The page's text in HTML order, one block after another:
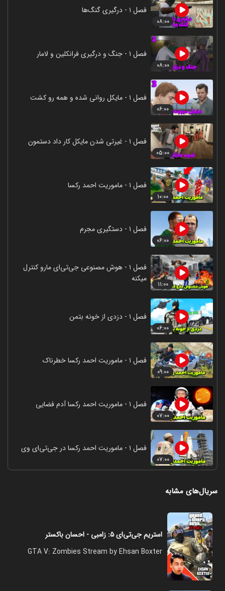
۰۸:۰۰
فصل ۱ - درگیری گنگ‌ها
۰۸:۰۰
فصل ۱ - جنگ و درگیری فرانکلین و لامار
۰۶:۰۰
فصل ۱ - مایکل روانی شده و همه رو کشت
۰۵:۰۰
فصل ۱ - غیرتی شدن مایکل کار داد دستمون
۱۰:۰۰
فصل ۱ - ماموریت احمد رکسا
۰۶:۰۰
فصل ۱ - دستگیری مجرم
۱۱:۰۰
فصل ۱ - هوش مصنوعی جی‌تی‌ای مارو کنترل
میکنه
۰۶:۰۰
فصل ۱ - دزدی از خونه بتمن
۰۹:۰۰
فصل ۱ - ماموریت احمد رکسا خطرناک
۰۷:۰۰
فصل ۱ - ماموریت احمد رکسا آدم فضایی
۰۷:۰۰
فصل ۱ - ماموریت احمد رکسا در جی‌تی‌ای وی
سریال‌های مشابه
استریم جی‌تی‌ای ۵: زامبی - احسان باکستر
GTA V: Zombies Stream by Ehsan Boxter